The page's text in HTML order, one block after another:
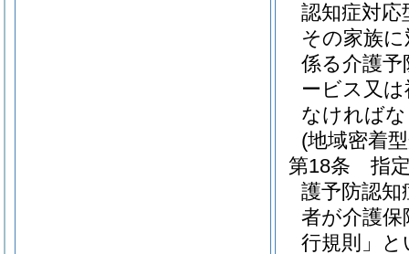
認知症対
その家族
係る介護
ービス又
なければ
(地域密着
第18条
指
護予防認知
者が介護保
行規則」と